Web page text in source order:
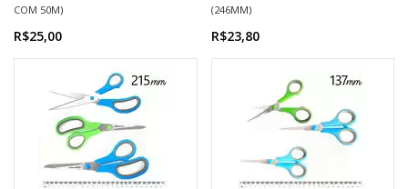
COM 50M)
R$25,00
(246MM)
R$23,80